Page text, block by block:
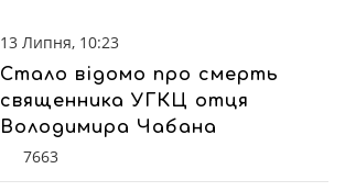
13 Липня, 10:23
Стало відомо про смерть
священника УГКЦ отця
Володимира Чабана
7663